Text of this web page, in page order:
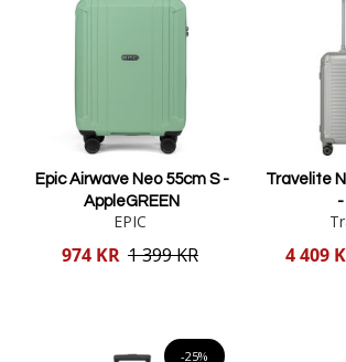
Epic Airwave Neo 55cm S -
AppleGREEN
EPIC
Reducerat
974 KR 1 399 KR
Travelite
-
Reducerat
4 409
-25%